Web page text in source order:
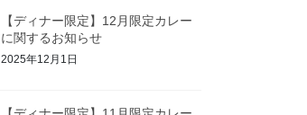
【ディナー限定】12月限定カレー
に関するお知らせ
2025年12月1日